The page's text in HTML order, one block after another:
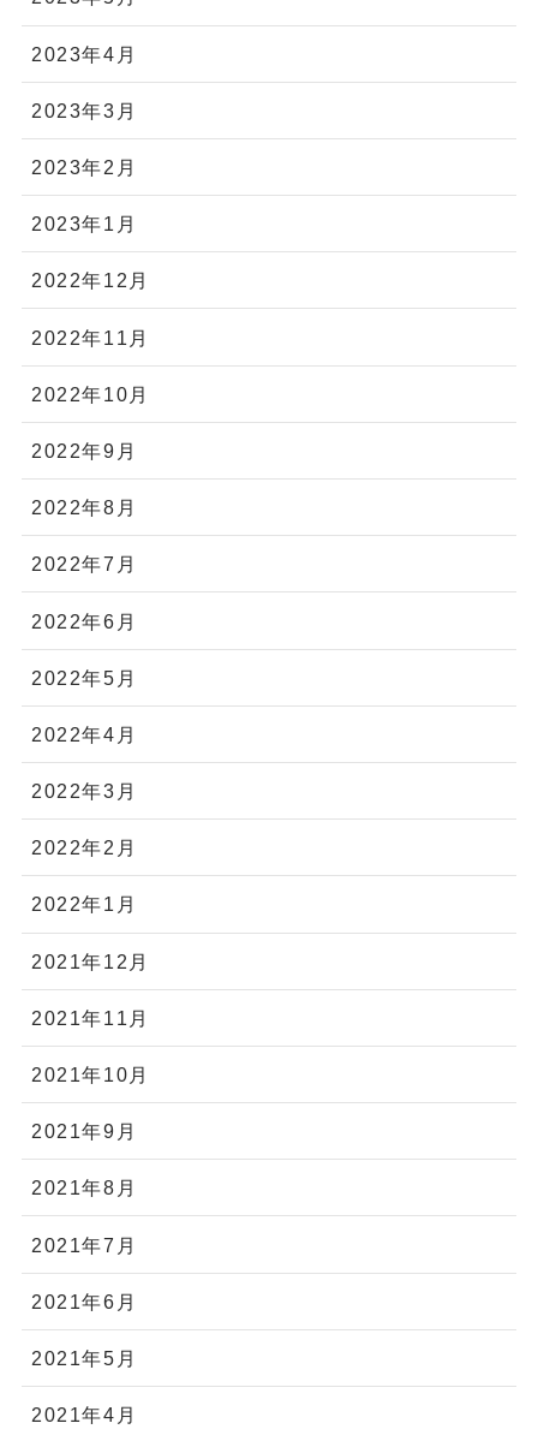
2023年4月
2023年3月
2023年2月
2023年1月
2022年12月
2022年11月
2022年10月
2022年9月
2022年8月
2022年7月
2022年6月
2022年5月
2022年4月
2022年3月
2022年2月
2022年1月
2021年12月
2021年11月
2021年10月
2021年9月
2021年8月
2021年7月
2021年6月
2021年5月
2021年4月